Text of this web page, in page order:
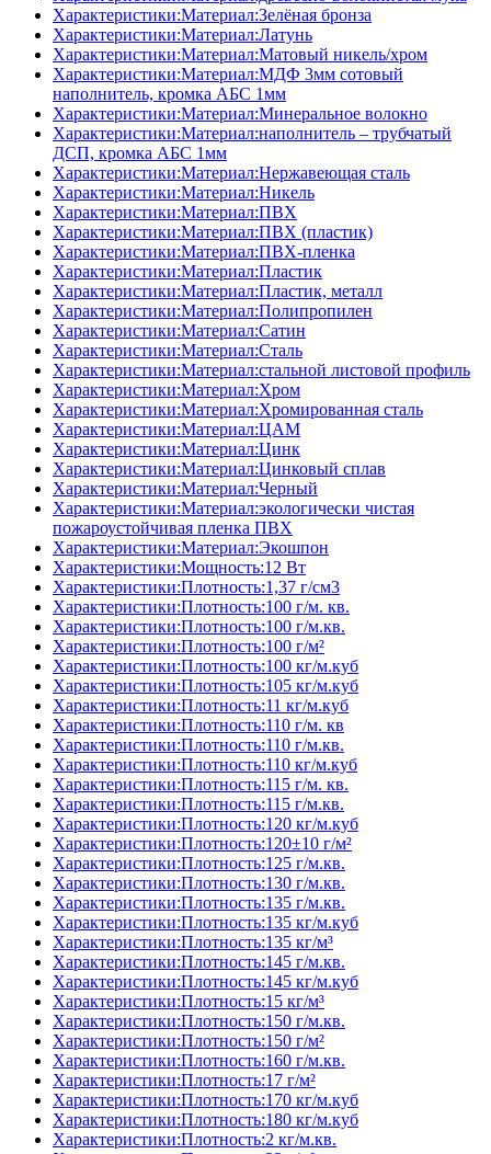
Характеристики:Материал:Зелёная бронза
Характеристики:Материал:Латунь
Характеристики:Материал:Матовый никель/хром
Характеристики:Материал:МДФ 3мм сотовый
наполнитель, кромка AБC 1мм
Характеристики:Материал:Минеральное волокно
Характеристики:Материал:наполнитель – трубчатый
ДСП, кромка AБC 1мм
Характеристики:Материал:Нержавеющая сталь
Характеристики:Материал:Никель
Характеристики:Материал:ПВХ
Характеристики:Материал:ПВХ (пластик)
Характеристики:Материал:ПВХ-пленка
Характеристики:Материал:Пластик
Характеристики:Материал:Пластик, металл
Характеристики:Материал:Полипропилен
Характеристики:Материал:Сатин
Характеристики:Материал:Сталь
Характеристики:Материал:стальной листовой профиль
Характеристики:Материал:Хром
Характеристики:Материал:Хромированная сталь
Характеристики:Материал:ЦАМ
Характеристики:Материал:Цинк
Характеристики:Материал:Цинковый сплав
Характеристики:Материал:Черный
Характеристики:Материал:экологически чистая
пожароустойчивая пленка ПВХ
Характеристики:Материал:Экошпон
Характеристики:Мощность:12 Вт
Характеристики:Плотность:1,37 г/см3
Характеристики:Плотность:100 г/м. кв.
Характеристики:Плотность:100 г/м.кв.
Характеристики:Плотность:100 г/м²
Характеристики:Плотность:100 кг/м.куб
Характеристики:Плотность:105 кг/м.куб
Характеристики:Плотность:11 кг/м.куб
Характеристики:Плотность:110 г/м. кв
Характеристики:Плотность:110 г/м.кв.
Характеристики:Плотность:110 кг/м.куб
Характеристики:Плотность:115 г/м. кв.
Характеристики:Плотность:115 г/м.кв.
Характеристики:Плотность:120 кг/м.куб
Характеристики:Плотность:120±10 г/м²
Характеристики:Плотность:125 г/м.кв.
Характеристики:Плотность:130 г/м.кв.
Характеристики:Плотность:135 г/м.кв.
Характеристики:Плотность:135 кг/м.куб
Характеристики:Плотность:135 кг/м³
Характеристики:Плотность:145 г/м.кв.
Характеристики:Плотность:145 кг/м.куб
Характеристики:Плотность:15 кг/м³
Характеристики:Плотность:150 г/м.кв.
Характеристики:Плотность:150 г/м²
Характеристики:Плотность:160 г/м.кв.
Характеристики:Плотность:17 г/м²
Характеристики:Плотность:170 кг/м.куб
Характеристики:Плотность:180 кг/м.куб
Характеристики:Плотность:2 кг/м.кв.